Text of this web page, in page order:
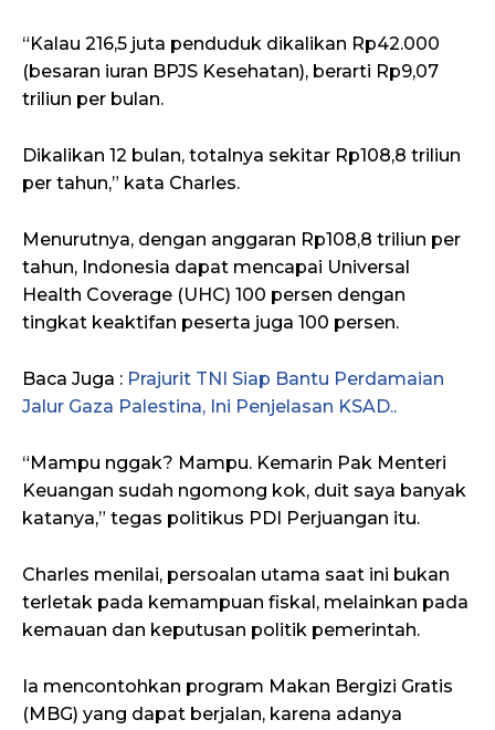
“Kalau 216,5 juta penduduk dikalikan Rp42.000
(besaran iuran BPJS Kesehatan), berarti Rp9,07
triliun per bulan.
Dikalikan 12 bulan, totalnya sekitar Rp108,8 triliun
per tahun,” kata Charles.
Menurutnya, dengan anggaran Rp108,8 triliun per
tahun, Indonesia dapat mencapai Universal
Health Coverage (UHC) 100 persen dengan
tingkat keaktifan peserta juga 100 persen.
Baca Juga : Prajurit TNI Siap Bantu Perdamaian
Jalur Gaza Palestina, Ini Penjelasan KSAD..
“Mampu nggak? Mampu. Kemarin Pak Menteri
Keuangan sudah ngomong kok, duit saya banyak
katanya,” tegas politikus PDI Perjuangan itu.
Charles menilai, persoalan utama saat ini bukan
terletak pada kemampuan fiskal, melainkan pada
kemauan dan keputusan politik pemerintah.
Ia mencontohkan program Makan Bergizi Gratis
(MBG) yang dapat berjalan, karena adanya